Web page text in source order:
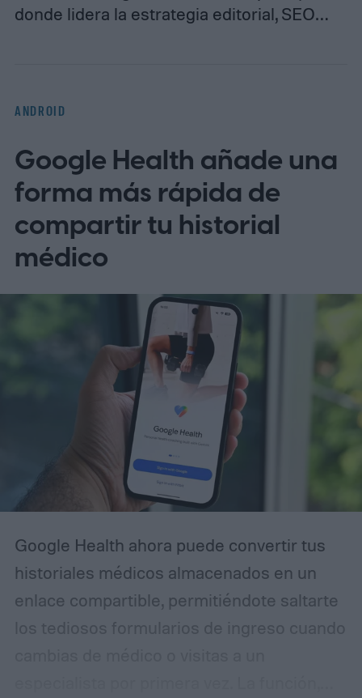
donde lidera la estrategia editorial, SEO…
ANDROID
Google Health añade una
forma más rápida de
compartir tu historial
médico
Google Health ahora puede convertir tus
historiales médicos almacenados en un
enlace compartible, permitiéndote saltarte
los tediosos formularios de ingreso cuando